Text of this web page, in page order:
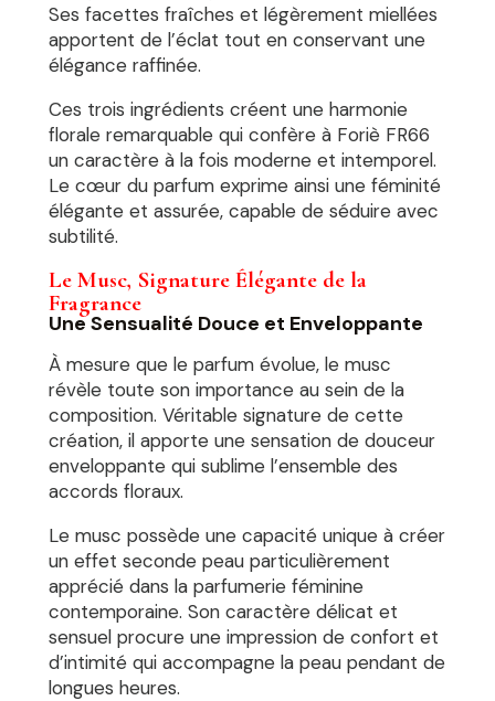
Ses facettes fraîches et légèrement miellées
apportent de l’éclat tout en conservant une
élégance raffinée.
Ces trois ingrédients créent une harmonie
florale remarquable qui confère à Foriè FR66
un caractère à la fois moderne et intemporel.
Le cœur du parfum exprime ainsi une féminité
élégante et assurée, capable de séduire avec
subtilité.
Le Musc, Signature Élégante de la
Fragrance
Une Sensualité Douce et Enveloppante
À mesure que le parfum évolue, le musc
révèle toute son importance au sein de la
composition. Véritable signature de cette
création, il apporte une sensation de douceur
enveloppante qui sublime l’ensemble des
accords floraux.
Le musc possède une capacité unique à créer
un effet seconde peau particulièrement
apprécié dans la parfumerie féminine
contemporaine. Son caractère délicat et
sensuel procure une impression de confort et
d’intimité qui accompagne la peau pendant de
longues heures.